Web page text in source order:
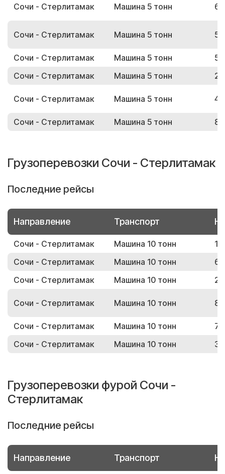
Сочи - Стерлитамак Машина 5 тонн
Сочи - Стерлитамак Машина 5 тонн
Сочи - Стерлитамак Машина 5 тонн
Сочи - Стерлитамак
Машина 5 тонн
Сочи - Стерлитамак Машина 5 тонн
Сочи - Стерлитамак Машина 5 тонн
Грузоперевозки Сочи - Стерлитамак
Последние рейсы
Направление Транспорт
Сочи - Стерлитамак Машина 10 тонн
Сочи - Стерлитамак
Машина 10 тонн
Сочи - Стерлитамак
Машина 10 тонн
Сочи - Стерлитамак Машина 10 тонн
Сочи - Стерлитамак Машина 10 тонн
Сочи - Стерлитамак
Машина 10 тонн
Грузоперевозки фурой Сочи -
Стерлитамак
Последние рейсы
Направление Транспорт